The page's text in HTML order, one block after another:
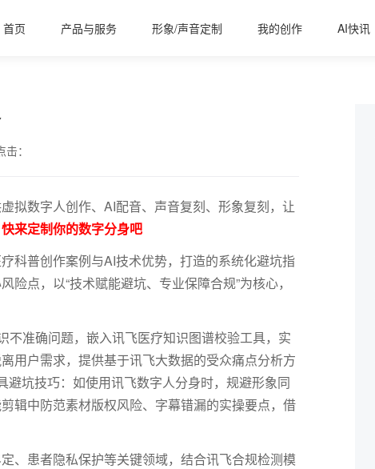
首页 产品与服务 形象/声音定制 我的创作 AI快讯
：
拟数字人创作、AI配音、声音复刻、形象复刻，让
来定制你的数字分身吧
科普创作案例与AI技术优势，打造的系统化避坑指
点，以“技术赋能避坑、专业保障合规”为核心，
不准确问题，嵌入讯飞医疗知识图谱校验工具，实
用户需求，提供基于讯飞大数据的受众痛点分析方
避坑技巧：如使用讯飞数字人分身时，规避形象同
辑中防范素材版权风险、字幕错漏的实操要点，借
、患者隐私保护等关键领域，结合讯飞合规检测模